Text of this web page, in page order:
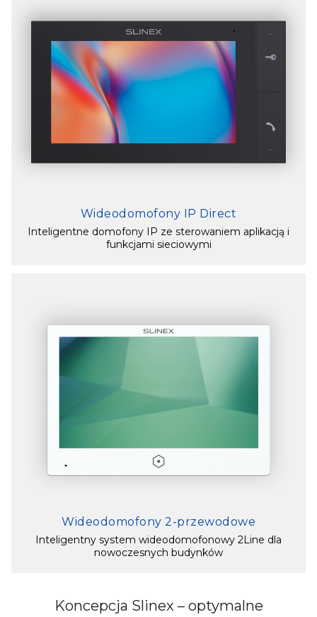
Wideodomofony IP Direct
Inteligentne domofony IP ze sterowaniem aplikacją i
funkcjami sieciowymi
Wideodomofony 2-przewodowe
Inteligentny system wideodomofonowy 2Line dla
nowoczesnych budynków
Koncepcja Slinex – optymalne